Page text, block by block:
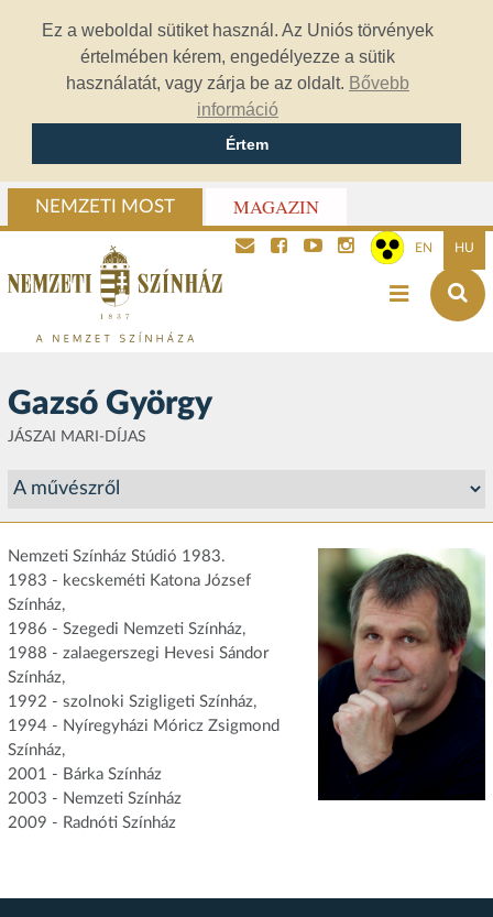
Ez a weboldal sütiket használ. Az Uniós törvények
értelmében kérem, engedélyezze a sütik
használatát, vagy zárja be az oldalt. Bővebb
információ
Értem
NEMZETI MOST MAGAZIN
EN HU
Gazsó György
JÁSZAI MARI-DÍJAS
Nemzeti Színház Stúdió 1983.
1983 - kecskeméti Katona József
Színház,
1986 - Szegedi Nemzeti Színház,
1988 - zalaegerszegi Hevesi Sándor
Színház,
1992 - szolnoki Szigligeti Színház,
1994 - Nyíregyházi Móricz Zsigmond
Színház,
2001 - Bárka Színház
2003 - Nemzeti Színház
2009 - Radnóti Színház